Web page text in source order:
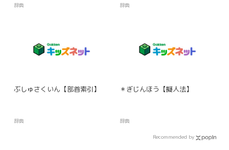
辞典 辞典
ぶしゅさくいん【部首索引】
辞典
＊ぎじんほう【擬人法】
辞典
Recommended by